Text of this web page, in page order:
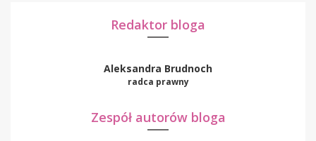
Redaktor bloga
Aleksandra Brudnoch
radca prawny
Zespół autorów bloga